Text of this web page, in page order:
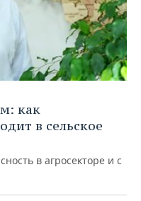
как
в сельское
в агросекторе и с